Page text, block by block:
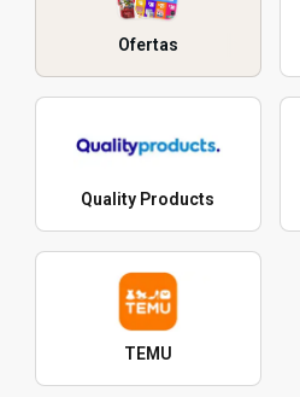
Ofertas
Quality Products
TEMU